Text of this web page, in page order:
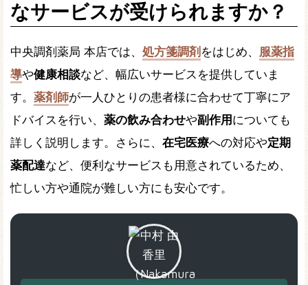
なサービスが受けられますか？
中央調剤薬局 本店では、 処方箋調剤 をはじめ、 服薬指
導や健康相談など、幅広いサービスを提供していま
す。 薬剤師が一人ひとりの患者様に合わせて丁寧にア
ドバイスを行い、 薬の飲み合わせや副作用 についても
詳しく説明します。さらに、 在宅医療への対応や定期
薬配達など、便利なサービスも用意されているため、
忙しい方や通院が難しい方にも安心です。